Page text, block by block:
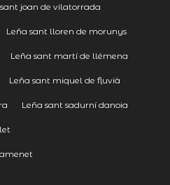
joan de vilatorrada
Leña sant lloren de morunys
Leña sant martí de llémena
Leña sant miquel de fluvià
Leña sant sadurní danoia